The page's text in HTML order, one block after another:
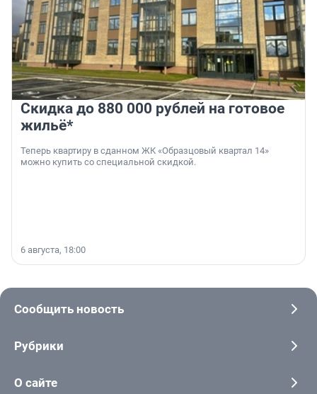
Скидка до 880 000 рублей на готовое
жильё*
Теперь квартиру в сданном ЖК «Образцовый квартал 14»
можно купить со специальной скидкой.
6 августа, 18:00
Сообщить новость
Рубрики
О сайте